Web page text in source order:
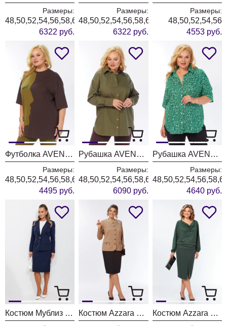
Размеры:
48,50,52,54,56,58,60,62
6322 руб.
Размеры:
48,50,52,54,56,58,60,62
6322 руб.
Размеры:
48,50,52,54,56
4553 руб.
Футболка AVENUE 0339-1
Размеры:
48,50,52,54,56,58,60,62,64,66,68,70,72
4495 руб.
Рубашка AVENUE 0321-3
Размеры:
48,50,52,54,56,58,60,62,64,66,68,70,72
6090 руб.
Рубашка AVENUE 0354-1
Размеры:
4640 руб.
Костюм Мублиз 351 синий Костюм Azzara 10090 Костюм Azzara 10086